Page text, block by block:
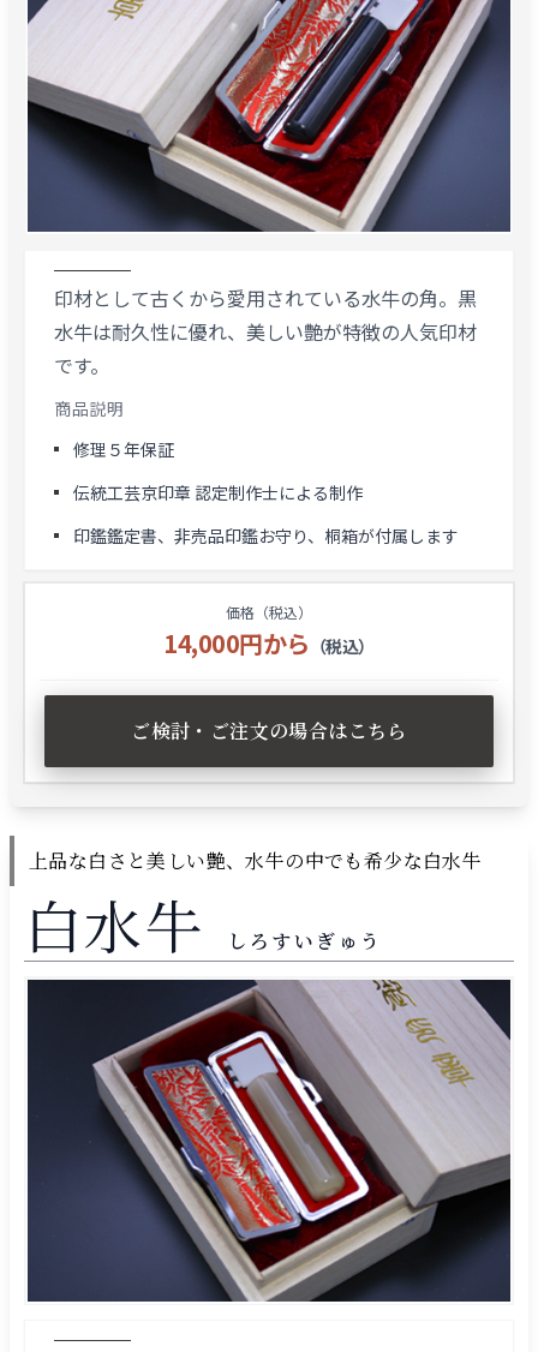
印材として古くから愛用されている水牛の角。黒
水牛は耐久性に優れ、美しい艶が特徴の人気印材
です。
商品説明
修理５年保証
伝統工芸京印章 認定制作士による制作
印鑑鑑定書、非売品印鑑お守り、桐箱が付属します
価格（税込）
14,000円から （税込）
ご検討・ご注文の場合はこちら
上品な白さと美しい艶、水牛の中でも希少な白水牛
白水牛 しろすいぎゅう